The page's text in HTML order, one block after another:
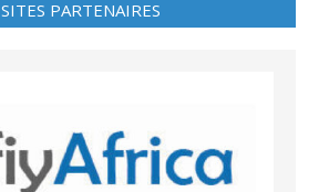
SITES PARTENAIRES